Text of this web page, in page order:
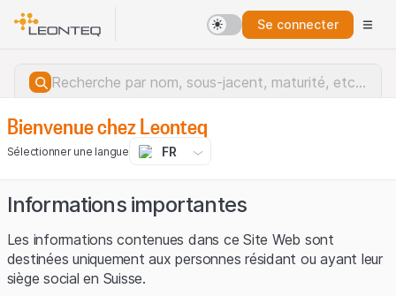
Se connecter
Bienvenue chez Leonteq
Sélectionner une langue FR
Informations importantes
Les informations contenues dans ce Site Web sont
destinées uniquement aux personnes résidant ou ayant leur
siège social en Suisse.